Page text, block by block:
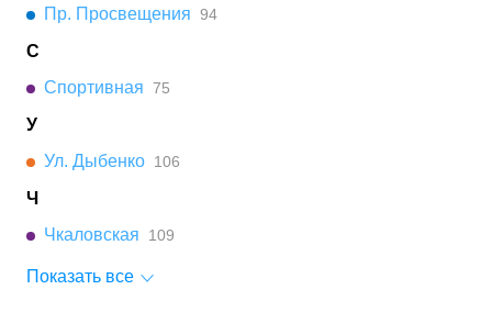
Пр. Просвещения 94
С
Спортивная 75
У
Ул. Дыбенко 106
Ч
Чкаловская
109
Показать все